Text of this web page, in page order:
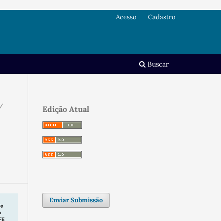
Buscar
Acesso Cadastro
/
Edição Atual
Enviar Submissão